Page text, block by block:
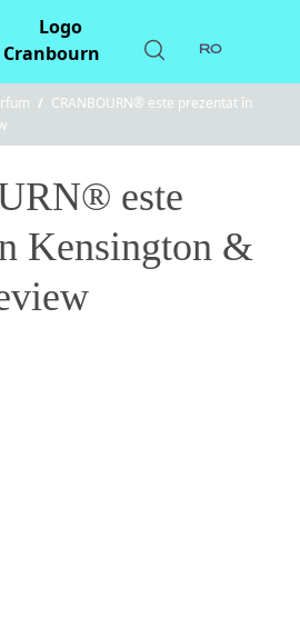
RO
/ CRANBOURN® este prezentat în
este
Kensington &